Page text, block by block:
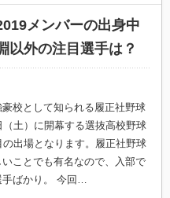
メンバーの出身中
以外の注目選手は？
校として知られる履正社野球
（土）に開幕する選抜高校野球
出場となります。履正社野球
ことでも有名なので、入部で
手ばかり。 今回…